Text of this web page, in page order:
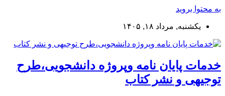
به محتوا بروید
یکشنبه, مرداد ۱۸, ۱۴۰۵
خدمات پایان نامه وپروژه دانشجویی،طرح
توجیهی و نشر کتاب